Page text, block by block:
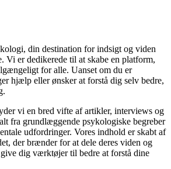
din destination for indsigt og viden
Vi er dedikerede til at skabe en platform,
for alle. Uanset om du er
hjælp eller ønsker at forstå dig selv bedre,
vi en bred vifte af artikler, interviews og
fra grundlæggende psykologiske begreber
udfordringer. Vores indhold er skabt af
der brænder for at dele deres viden og
dig værktøjer til bedre at forstå dine